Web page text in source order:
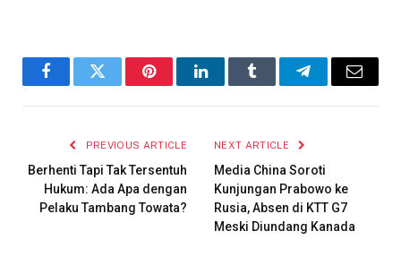
FacebookTwitter PinterestLinkedInTumblr TelegramEmail
PREVIOUS ARTICLE
Berhenti Tapi Tak Tersentuh
Hukum: Ada Apa dengan
Pelaku Tambang Towata?
NEXT ARTICLE
Media China Soroti
Kunjungan Prabowo ke
Rusia, Absen di KTT G7
Meski Diundang Kanada